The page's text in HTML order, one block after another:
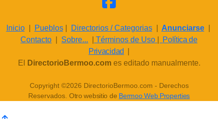
Inicio| Pueblos| Directorios / Categorias| Anunciarse|
Contacto
Sobre... Términos de Uso
Política de
Privacidad
El
DirectorioBermoo.comes editado manualmente.
Copyright ©2026 DirectorioBermoo.com - Derechos
Reservados. Otro websitio de Bermoo Web Properties